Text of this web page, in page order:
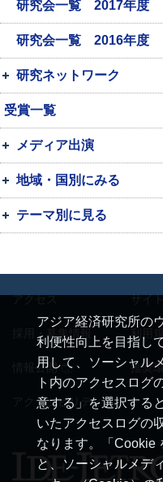
研究会一覧 2017年度
研究会一覧 2016年度
研究ネットワーク
受賞一覧
メディア出演
地域・国別にみる
テーマ別に見る
アジア経済研究所の
利便性向上を目指し
用して、ソーシャル
ト内のアクセスログ
意する」を選択する
いたアクセスログの
なります。「Cookie
と、ソーシャルメデ
アクセス サイ
採用・募集情報 利用
情報公開 推奨
アクセシビリティ